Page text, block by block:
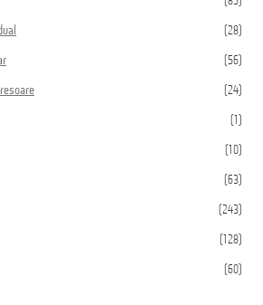
(28)
(56)
(24)
(10)
(63)
(243)
(128)
(60)